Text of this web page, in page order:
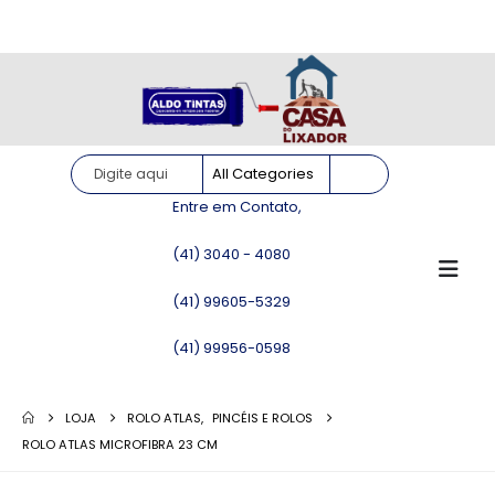
Entre em Contato,
(41) 3040 - 4080
(41) 99605-5329
(41) 99956-0598
LOJA ROLO ATLAS, PINCÉIS E ROLOS
ROLO ATLAS MICROFIBRA 23 CM